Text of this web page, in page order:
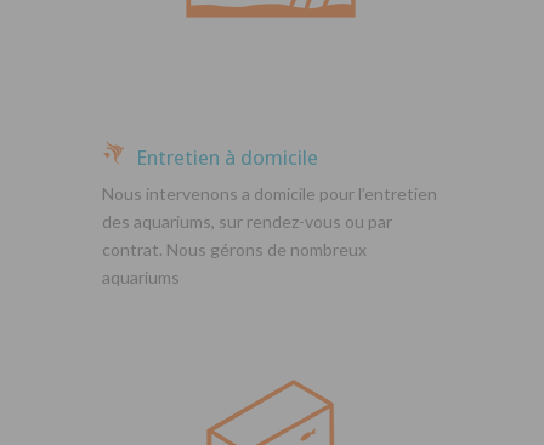
Entretien à domicile
Nous intervenons a domicile pour l’entretien
des aquariums, sur rendez-vous ou par
contrat. Nous gérons de nombreux
aquariums